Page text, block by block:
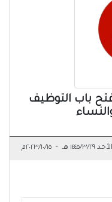
باب التوظيف
الأحد ١٤٤٥/٣/٢٩ هـ - ٢٠٢٣/١٠/١٥م